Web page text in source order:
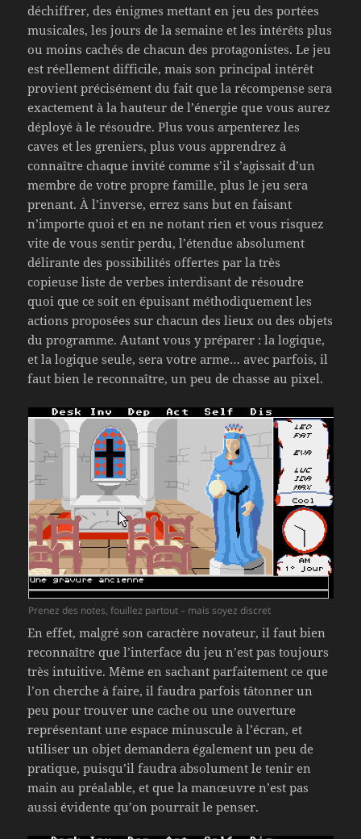
déchiffrer, des énigmes mettant en jeu des portées
musicales, les jours de la semaine et les intérêts plus
ou moins cachés de chacun des protagonistes. Le jeu
est réellement difficile, mais son principal intérêt
provient précisément du fait que la récompense sera
exactement à la hauteur de l’énergie que vous aurez
déployé à le résoudre. Plus vous arpenterez les
caves et les greniers, plus vous apprendrez à
connaître chaque invité comme s’il s’agissait d’un
membre de votre propre famille, plus le jeu sera
prenant. À l’inverse, errez sans but en faisant
n’importe quoi et en ne notant rien et vous risquez
vite de vous sentir perdu, l’étendue absolument
délirante des possibilités offertes par la très
copieuse liste de verbes interdisant de résoudre
quoi que ce soit en épuisant méthodiquement les
actions proposées sur chacun des lieux ou des objets
du programme. Autant vous y préparer : la logique,
et la logique seule, sera votre arme… avec parfois, il
faut bien le reconnaître, un peu de chasse au pixel.
Prenez des notes, fouillez partout – mais soyez discret
En effet, malgré son caractère novateur, il faut bien
reconnaître que l’interface du jeu n’est pas toujours
très intuitive. Même en sachant parfaitement ce que
l’on cherche à faire, il faudra parfois tâtonner un
peu pour trouver une cache ou une ouverture
représentant une espace minuscule à l’écran, et
utiliser un objet demandera également un peu de
pratique, puisqu’il faudra absolument le tenir en
main au préalable, et que la manœuvre n’est pas
aussi évidente qu’on pourrait le penser.